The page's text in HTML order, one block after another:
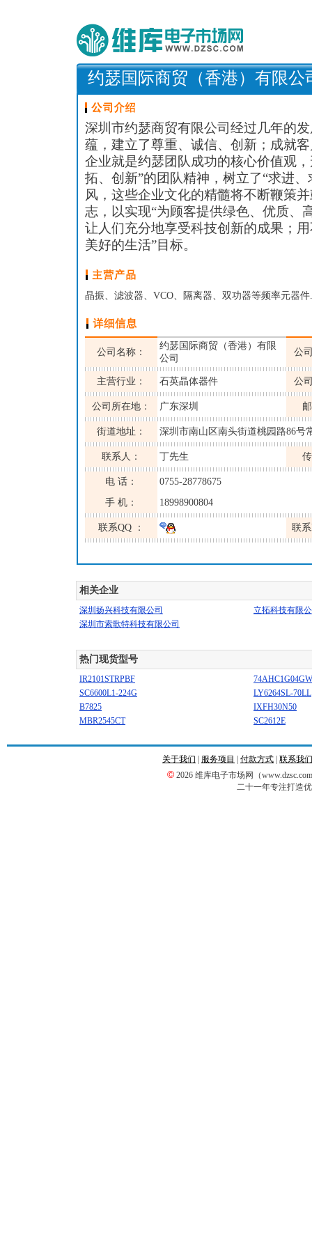
约瑟国际商贸（香港）有限公
深圳市约瑟商贸有限公司经过几年的
蕴，建立了尊重、诚信、创新；成就
企业就是约瑟团队成功的核心价值观
拓、创新”的团队精神，树立了“求进
风，这些企业文化的精髓将不断鞭策
志，以实现“为顾客提供绿色、优质、
让人们充分地享受科技创新的成果；
美好的生活”目标。
晶振、滤波器、VCO、隔离器、双功器等频率元器件
公司名称：
约瑟国际商贸（香港）有限
公司
公
主营行业： 石英晶体器件 公
公司所在地： 广东深圳
街道地址： 深圳市南山区南头街道桃园路86号
联系人： 丁先生
电 话：
0755-28778675
手 机：
18998900804
联系QQ ： 联
相关企业
深圳扬兴科技有限公司
立拓科技有限
深圳市索歌特科技有限公司
热门现货型号
IR2101STRPBF
74AHC1G04GW
SC6600L1-224G
LY6264SL-70LL
B7825
IXFH30N50
MBR2545CT
SC2612E
关于我们 服务项目 付款方式 联系我们
© 2026 维库电子市场网（
二十一年专注打造